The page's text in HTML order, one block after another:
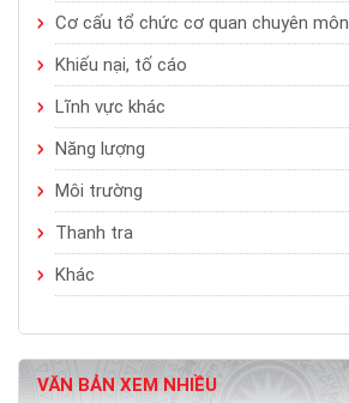
Cơ cấu tổ chức cơ quan chuyên môn
Khiếu nại, tố cáo
Lĩnh vực khác
Năng lượng
Môi trường
Thanh tra
Khác
VĂN BẢN XEM NHIỀU